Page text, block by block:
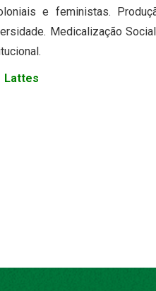
e feministas.
Medicalização
Lattes